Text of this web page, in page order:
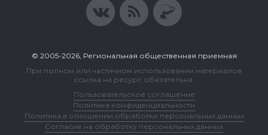
© 2005-2026, Региональная общественная приемная
При полном или частичном использовании материалов
ссылка на ресурс обязательна.
Пользовательское соглашение
Политика конфиденциальности
Политика в отношении обработки персональных данных
Согласие на обработку персональных данных